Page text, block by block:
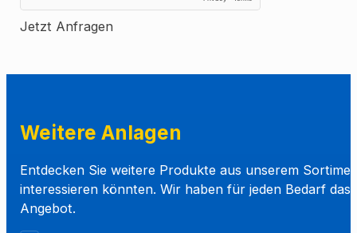
Jetzt Anfragen
Weitere Anlagen
Entdecken Sie weitere Produkte aus unserem
interessieren könnten. Wir haben für jeden Bedarf das
Angebot.